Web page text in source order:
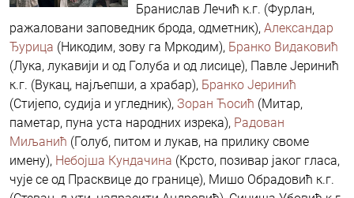
Бранислав Лечић к.г. (Фурлан,
ражаловани заповедник брода, одметник), Александар
Ђурица (Никодим, зову га Мркодим), Бранко Видаковић
(Лука, лукавији и од Голуба и од лисице), Павле Јеринић
к.г. (Вукац, најљепши, а храбар), Бранко Јеринић
(Стијепо, судија и угледник), Зоран Ћосић (Митар,
паметар, пуна уста народних изрека), Радован
Миљанић (Голуб, питом и лукав, на прилику своме
имену), Небојша Кундачина (Крсто, позивар јаког гласа,
чује се од Прасквице до границе), Мишо Обрадовић к.г.